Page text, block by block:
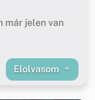
már jelen van
Elolvasom